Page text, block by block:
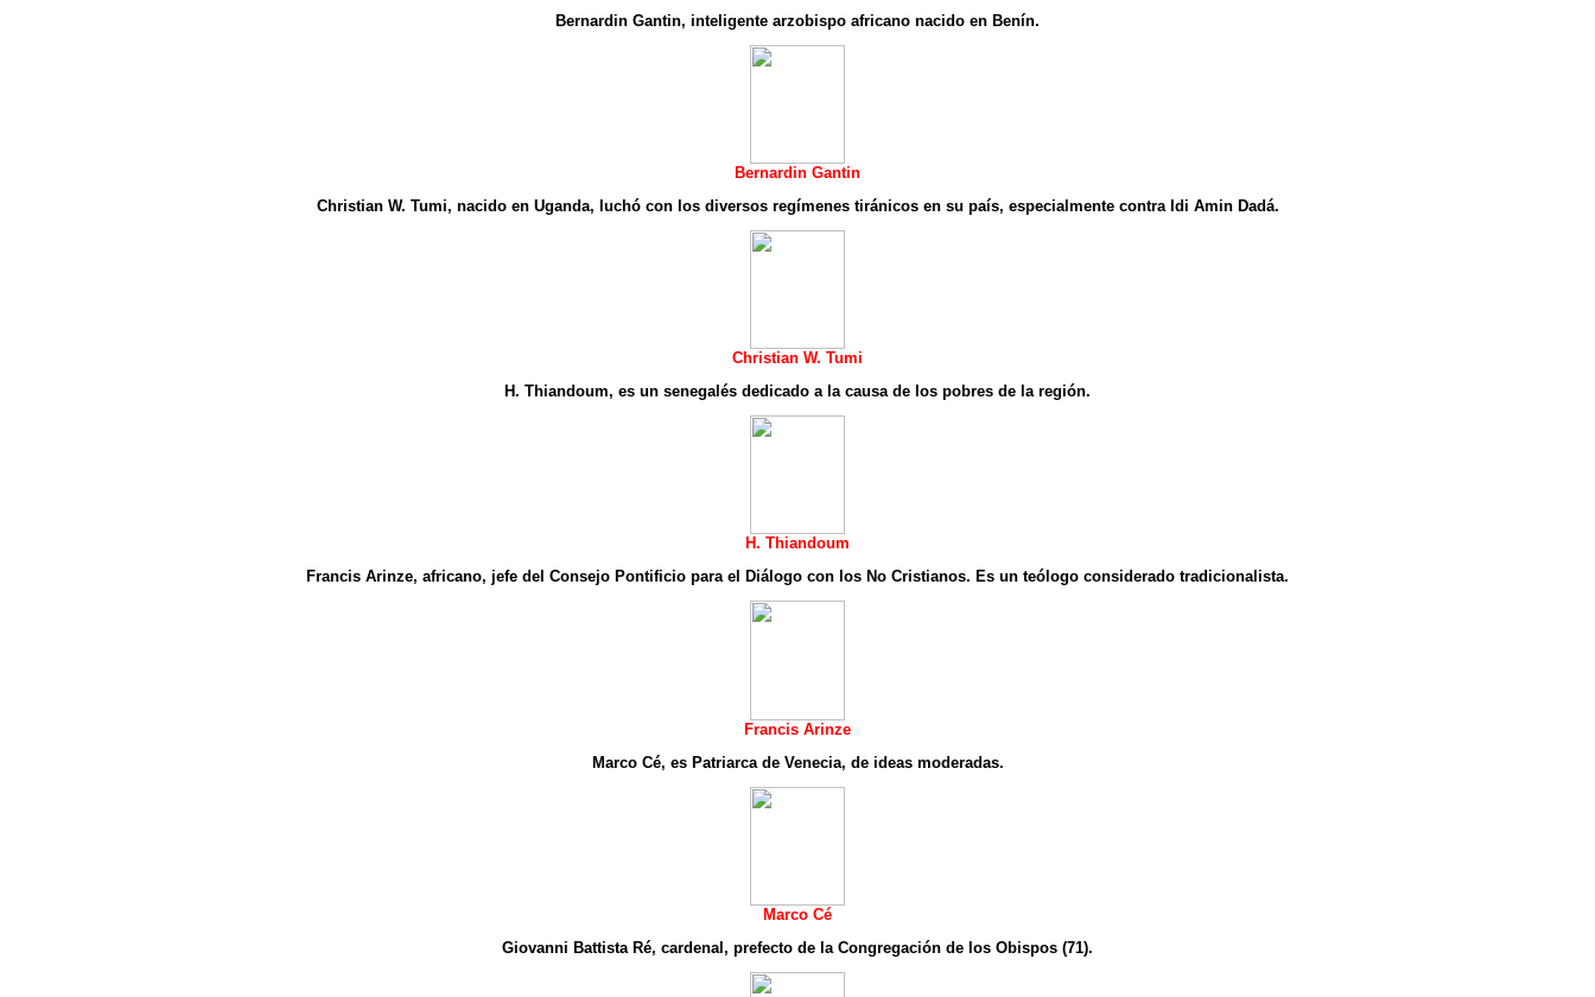
Bernardin Gantin, inteligente arzobispo africano nacido en Benín.
Bernardin Gantin
Christian W. Tumi, nacido en Uganda, luchó con los diversos regímenes tiránicos en su país, especialmente contra Idi Amin Dadá.
Christian W. Tumi
H. Thiandoum, es un senegalés dedicado a la causa de los pobres de la región.
H. Thiandoum
Francis Arinze, africano, jefe del Consejo Pontificio para el Diálogo con los No Cristianos. Es un teólogo considerado tradicionalista.
Francis Arinze
Marco Cé, es Patriarca de Venecia, de ideas moderadas.
Marco Cé
Giovanni Battista Ré, cardenal, prefecto de la Congregación de los Obispos (71).